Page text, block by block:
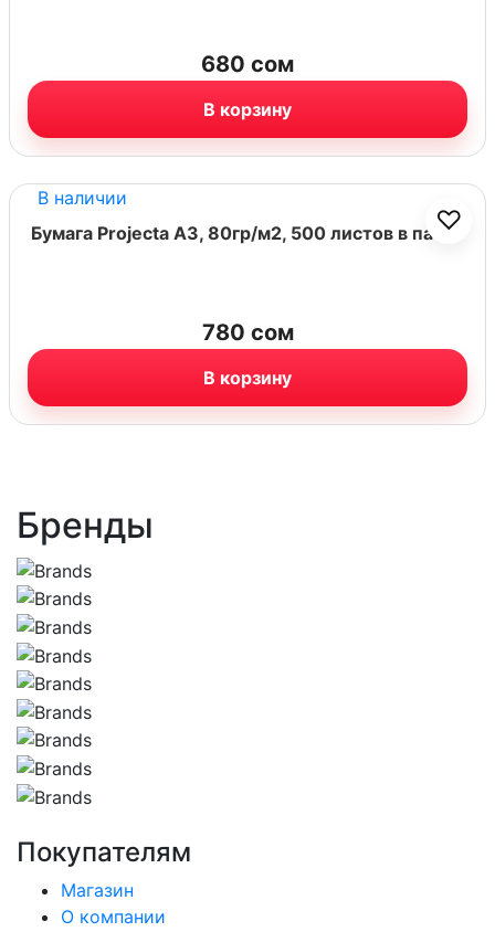
680 сом
В корзину
В наличии
♡
Бумага Projecta A3, 80гр/м2, 500 листов в пачке
780 сом
В корзину
Бренды
Покупателям
Магазин
О компании